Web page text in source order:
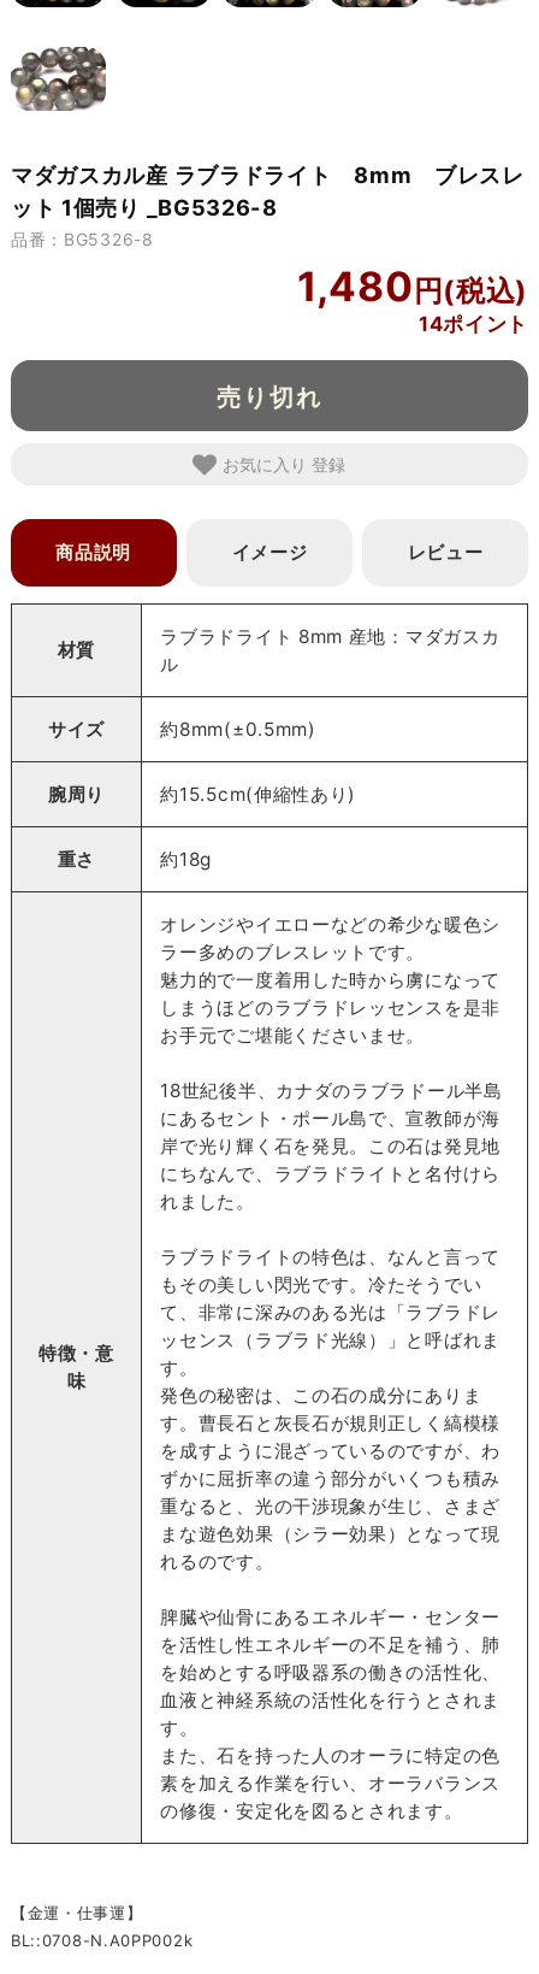
マダガスカル産 ラブラドライト 8mm ブレスレ
ット 1個売り _BG5326-8
品番：BG5326-8
1,480
14ポイント
売り切れ
お気に入り
商品説明 イメージ レビュー
材質
ラブラドライト 8mm 産地：マダガスカ
ル
サイズ 約8mm(±0.5mm)
腕周り 約15.5cm(伸縮性あり)
重さ 約18g
特徴・意
味
オレンジやイエローなどの希少な暖色シ
ラー多めのブレスレットです。
魅力的で一度着用した時から虜になって
しまうほどのラブラドレッセンスを是非
お手元でご堪能くださいませ。
18世紀後半、カナダのラブラドール半島
にあるセント・ポール島で、宣教師が海
岸で光り輝く石を発見。この石は発見地
にちなんで、ラブラドライトと名付けら
れました。
ラブラドライトの特色は、なんと言って
もその美しい閃光です。冷たそうでい
て、非常に深みのある光は「ラブラドレ
ッセンス（ラブラド光線）」と呼ばれま
す。
発色の秘密は、この石の成分にありま
す。曹長石と灰長石が規則正しく縞模様
を成すように混ざっているのですが、わ
ずかに屈折率の違う部分がいくつも積み
重なると、光の干渉現象が生じ、さまざ
まな遊色効果（シラー効果）となって現
れるのです。
脾臓や仙骨にあるエネルギー・センター
を活性し性エネルギーの不足を補う、肺
を始めとする呼吸器系の働きの活性化、
血液と神経系統の活性化を行うとされま
す。
また、石を持った人のオーラに特定の色
素を加える作業を行い、オーラバランス
の修復・安定化を図るとされます。
【金運・仕事運】
BL::0708-N.A0PP002k